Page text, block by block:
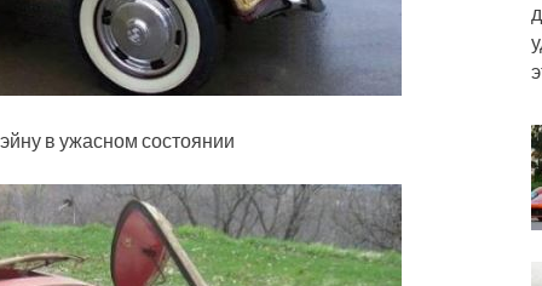
в ужасном состоянии